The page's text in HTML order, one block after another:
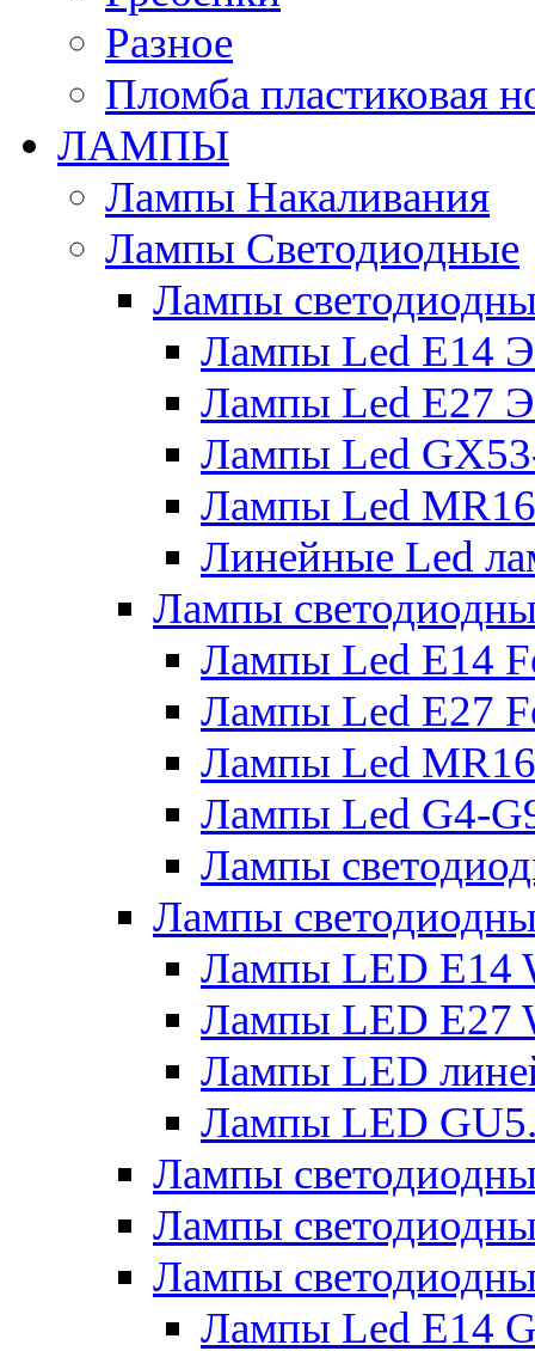
Разное
Пломба пластиковая
ЛАМПЫ
Лампы Накаливания
Лампы Светодиодные
Лампы
Лампы Led E14
Лампы Led E27
Лампы Led
Лампы Led
Линейные Led
Лампы
Лампы Led E14
Лампы Led E27
Лампы Led
Лампы Led G4-
Лампы
Лампы
Лампы LED E14
Лампы LED E27
Лампы LED
Лампы LED
Лампы
Лампы
Лампы
Лампы Led Е14